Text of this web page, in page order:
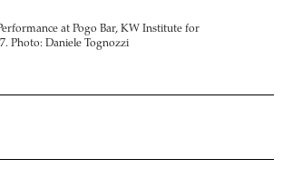
at Pogo Bar, KW Institute for
Photo: Daniele Tognozzi